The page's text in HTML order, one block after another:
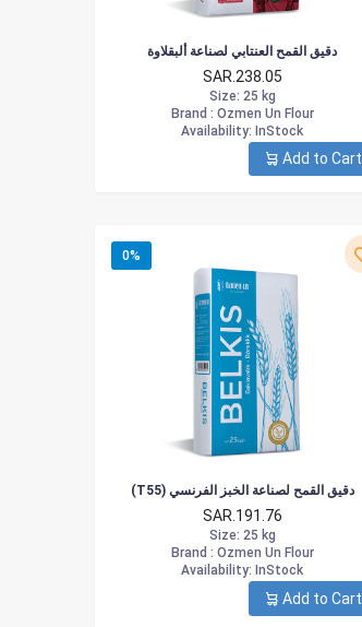
دقيق القمح العنتابي لصناعة ألبقلاوة
SAR.238.05
Size: 25 kg
Brand : Ozmen Un Flour
Availability: InStock
Add to Cart
0%
(T55) دقيق القمح لصناعة الخبز الفرنسي
SAR.191.76
Size: 25 kg
Brand : Ozmen Un Flour
Availability: InStock
Add to Cart